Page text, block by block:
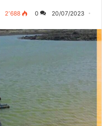
20/07/2023
0 2٬688